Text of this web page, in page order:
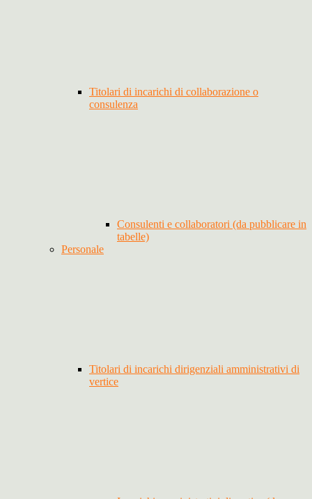
Titolari di incarichi di collaborazione o
consulenza
Consulenti e collaboratori (da pubblicare in
tabelle)
Personale
Titolari di incarichi dirigenziali amministrativi di
vertice